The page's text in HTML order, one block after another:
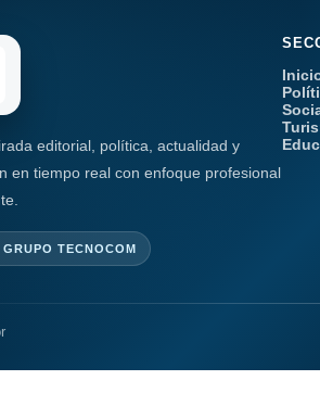
editorial, política, actualidad y
en tiempo real con enfoque profesional
TECNOCOM